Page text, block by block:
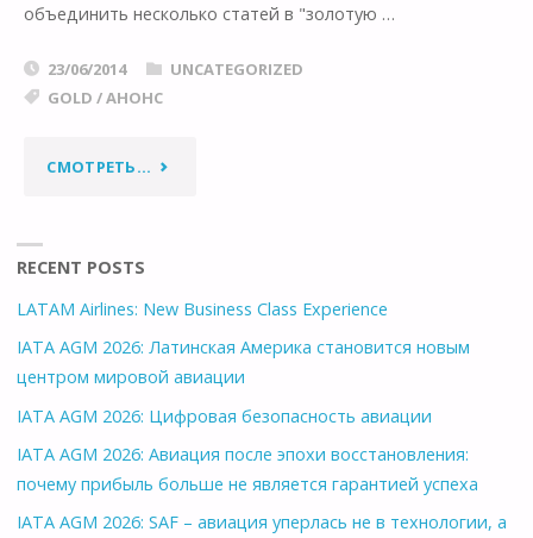
объединить несколько статей в "золотую …
23/06/2014
UNCATEGORIZED
GOLD /АНОНС
СМОТРЕТЬ... "БОЛЬШЕ
ЭТОМ
БЛОГЕ!"
RECENT POSTS
LATAM Airlines: New Business Class Experience
IATA AGM 2026: Латинская Америка становится новым
центром мировой авиации
IATA AGM 2026: Цифровая безопасность авиации
IATA AGM 2026: Авиация после эпохи восстановления:
почему прибыль больше не является гарантией успеха
IATA AGM 2026: SAF – авиация уперлась не в технологии, а